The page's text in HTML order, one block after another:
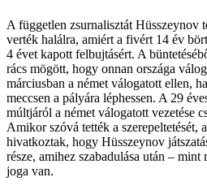
A független zsurnalisztát Hüsszeynov
verték halálra, amiért a fivért 14 év
4 évet kapott felbujtásért. A
rács mögött, hogy onnan országa
márciusban a német válogatott ellen,
meccsen a pályára léphessen. A 29
múltjáról a német válogatott vezetése
Amikor szóvá tették a szerepeltetését,
hivatkoztak, hogy Hüsszeynov
része, amihez szabadulása után –
joga van.